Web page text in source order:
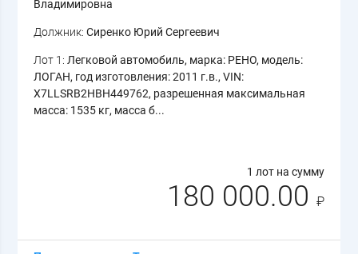
Владимировна
Должник:Сиренко Юрий Сергеевич
Лот 1: Легковой автомобиль, марка: РЕНО, модель:
ЛОГАН, год изготовления: 2011 г.в., VIN:
X7LLSRB2HBH449762, разрешенная максимальная
масса: 1535 кг, масса б...
1 лот на сумму
180 000.00 ₽